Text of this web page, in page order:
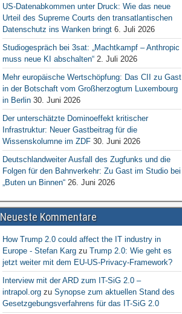
US-Datenabkommen unter Druck: Wie das neue
Urteil des Supreme Courts den transatlantischen
Datenschutz ins Wanken bringt 6. Juli 2026
Studiogespräch bei 3sat: „Machtkampf – Anthropic
muss neue KI abschalten“ 2. Juli 2026
Mehr europäische Wertschöpfung: Das CII zu Gast
in der Botschaft vom Großherzogtum Luxembourg
in Berlin 30. Juni 2026
Der unterschätzte Dominoeffekt kritischer
Infrastruktur: Neuer Gastbeitrag für die
Wissenskolumne im ZDF 30. Juni 2026
Deutschlandweiter Ausfall des Zugfunks und die
Folgen für den Bahnverkehr: Zu Gast im Studio bei
„Buten un Binnen“ 26. Juni 2026
Neueste Kommentare
How Trump 2.0 could affect the IT industry in
Europe - Stefan Kargzu Trump 2.0: Wie geht es
jetzt weiter mit dem EU-US-Privacy-Framework?
Interview mit der ARD zum IT-SiG 2.0 –
intrapol.orgzu Synopse zum aktuellen Stand des
Gesetzgebungsverfahrens für das IT-SiG 2.0